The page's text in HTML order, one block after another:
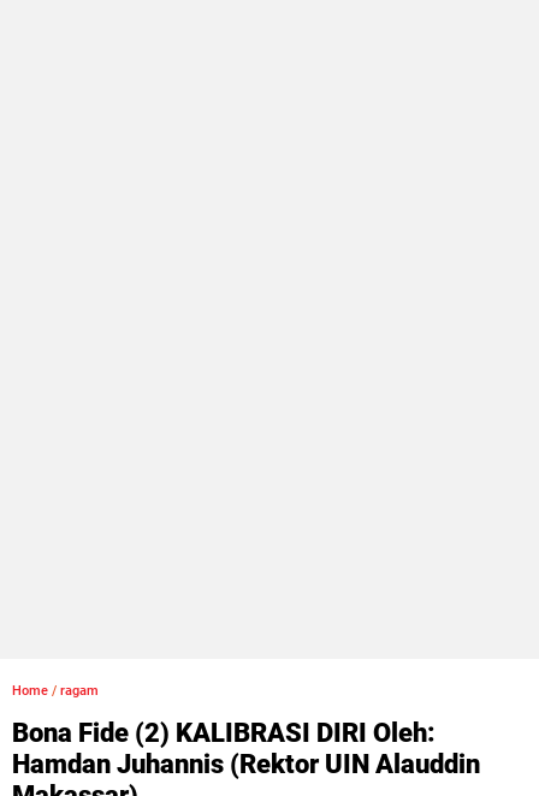
Home / ragam
Bona Fide (2) KALIBRASI DIRI Oleh:
Hamdan Juhannis (Rektor UIN Alauddin